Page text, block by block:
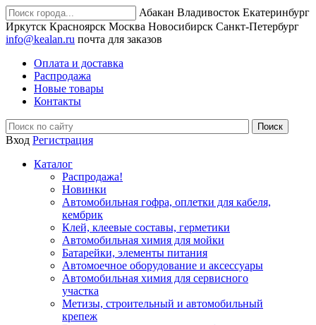
Абакан Владивосток Екатеринбург
Иркутск Красноярск Москва Новосибирск Санкт-Петербург
info@kealan.ru почта для заказов
Оплата и доставка
Распродажа
Новые товары
Контакты
Вход Регистрация
Каталог
Распродажа!
Новинки
Автомобильная гофра, оплетки для кабеля,
кембрик
Клей, клеевые составы, герметики
Автомобильная химия для мойки
Батарейки, элементы питания
Автомоечное оборудование и аксессуары
Автомобильная химия для сервисного
участка
Метизы, строительный и автомобильный
крепеж